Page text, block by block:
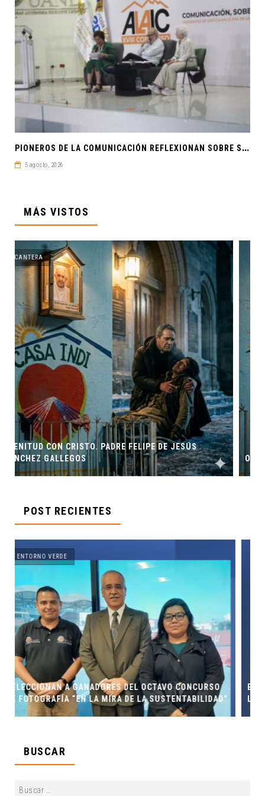
P
IONEROS DE LA COMUNICACIÓN REFLEXIONAN SOBRE SOBERANÍA CULTURAL Y JUSTICIA EN ALAIC 2026
5 agosto, 2026
MÁS VISTOS
CANTERA
ORIGEN Y PROPÓSITO DE CASA INDI
POST RECIENTES
ENTORNO VERDE Y ANIMALIA PRESENTES EN EL
LOS MUERTOS FCC, UANL.
BUSCAR